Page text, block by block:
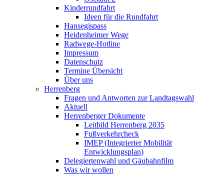
Kinderrundfahrt
Ideen für die Rundfahrt
Hansegispass
Heidenheimer Wege
Radwege-Hotline
Impressum
Datenschutz
Termine Übersicht
Über uns
Herrenberg
Fragen und Antworten zur Landtagswahl
Aktuell
Herrenberger Dokumente
Leitbild Herrenberg 2035
Fußverkehrcheck
IMEP (Integrierter Mobilität
Entwicklungsplan)
Delegiertenwahl und Gäubahnfilm
Was wir wollen